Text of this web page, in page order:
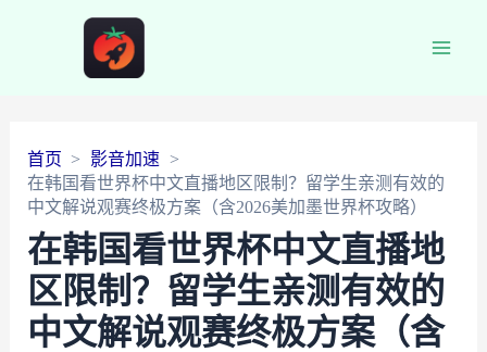
首页
影音加速
在韩国看世界杯中文直播地区限制？留学生亲测有效的
中文解说观赛终极方案（含2026美加墨世界杯攻略）
在韩国看世界杯中文直播地
区限制？留学生亲测有效的
中文解说观赛终极方案（含